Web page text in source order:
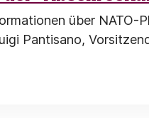
über NATO-
Pantisano,